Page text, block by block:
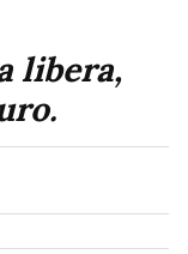
libera,